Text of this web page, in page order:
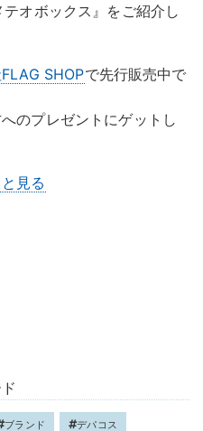
オボックス』をご紹介し
SHOPで先行販売中で
のプレゼントにゲットし
見る
ブランド デパコス